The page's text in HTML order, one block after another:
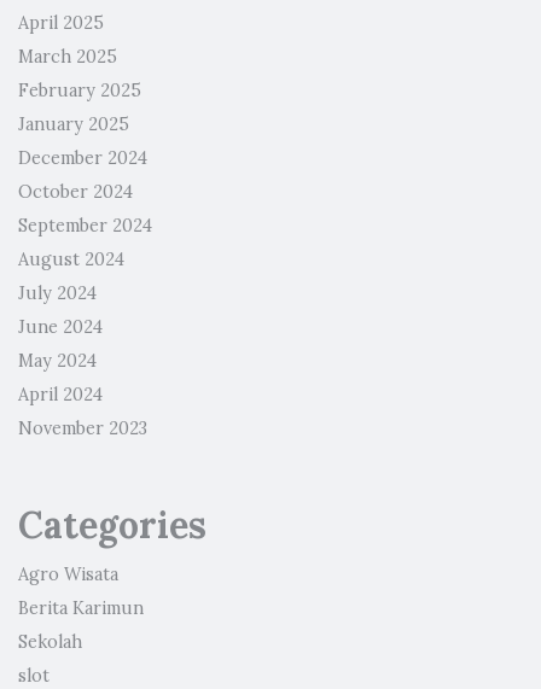
April 2025
March 2025
February 2025
January 2025
December 2024
October 2024
September 2024
August 2024
July 2024
June 2024
May 2024
April 2024
November 2023
Categories
Agro Wisata
Berita Karimun
Sekolah
slot